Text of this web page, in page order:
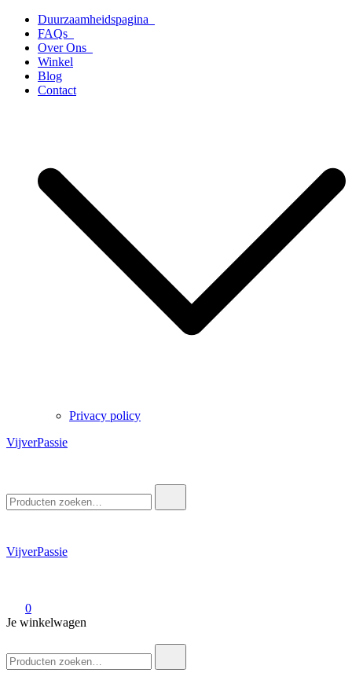
naar
inhoud
Duurzaamheidspagina
FAQs
Over Ons
Winkel
Blog
Contact
Privacy policy
VijverPassie
naar:
VijverPassie
0
Je winkelwagen
naar: